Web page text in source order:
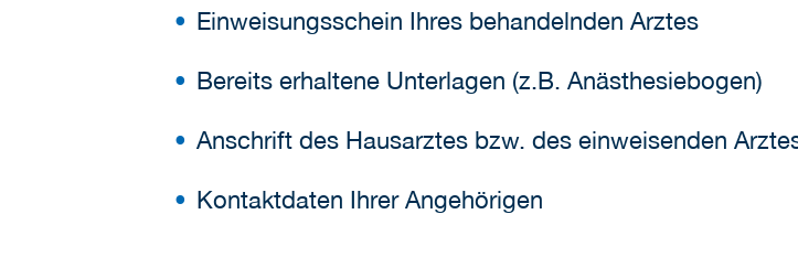
Einweisungsschein Ihres behandelnden Arztes
Bereits erhaltene Unterlagen (z.B. Anästhesiebogen)
Anschrift des Hausarztes bzw. des einweisenden
Kontaktdaten Ihrer Angehörigen